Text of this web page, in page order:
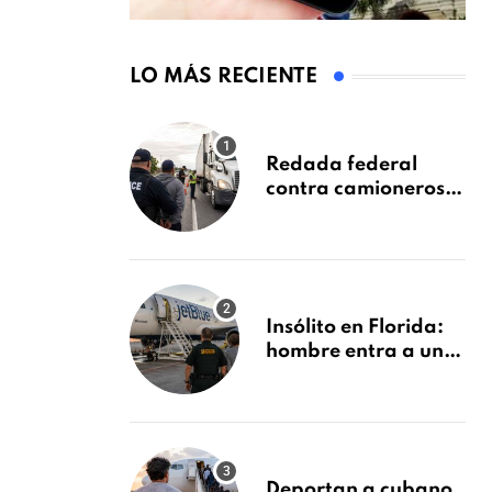
LO MÁS RECIENTE
Redada federal
contra camioneros
intensifica controles
Insólito en Florida:
hombre entra a un
durmiendo dentro